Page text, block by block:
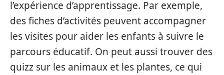
l’expérience d’apprentissage. Par exemple,
des fiches d’activités peuvent accompagner
les visites pour aider les enfants à suivre le
parcours éducatif. On peut aussi trouver des
quizz sur les animaux et les plantes, ce qui